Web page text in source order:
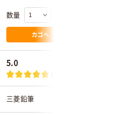
数量
カゴへ
5.0
(2)
三菱鉛筆